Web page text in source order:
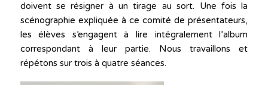
doivent se résigner à un tirage au sort. Une fois la
scénographie expliquée à ce comité de présentateurs,
les élèves s’engagent à lire intégralement l’album
correspondant à leur partie. Nous travaillons et
répétons sur trois à quatre séances.